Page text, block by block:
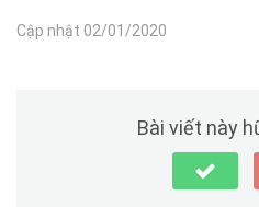
Cập nhật 02/01/2020
Bài viết này